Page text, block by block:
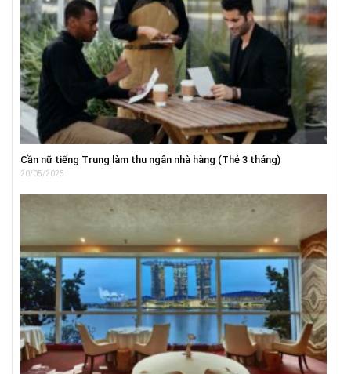
Cần nữ tiếng Trung làm thu ngân nhà hàng (Thẻ 3 tháng)
20/05/2025